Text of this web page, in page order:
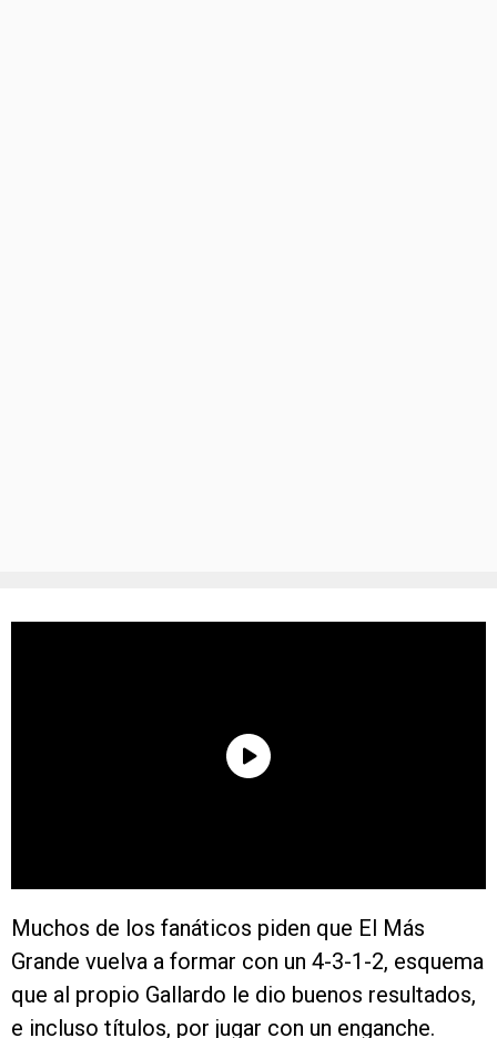
Muchos de los fanáticos piden que El Más
Grande vuelva a formar con un 4-3-1-2, esquema
que al propio Gallardo le dio buenos resultados,
e incluso títulos, por jugar con un enganche.